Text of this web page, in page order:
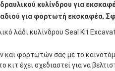
κυλίνδρου για
για φορτωτή εκσκαφέα,
λάδι κυλίνδρου Seal Kit
και φορτωτών σας με το
έχει σχεδιαστεί για να